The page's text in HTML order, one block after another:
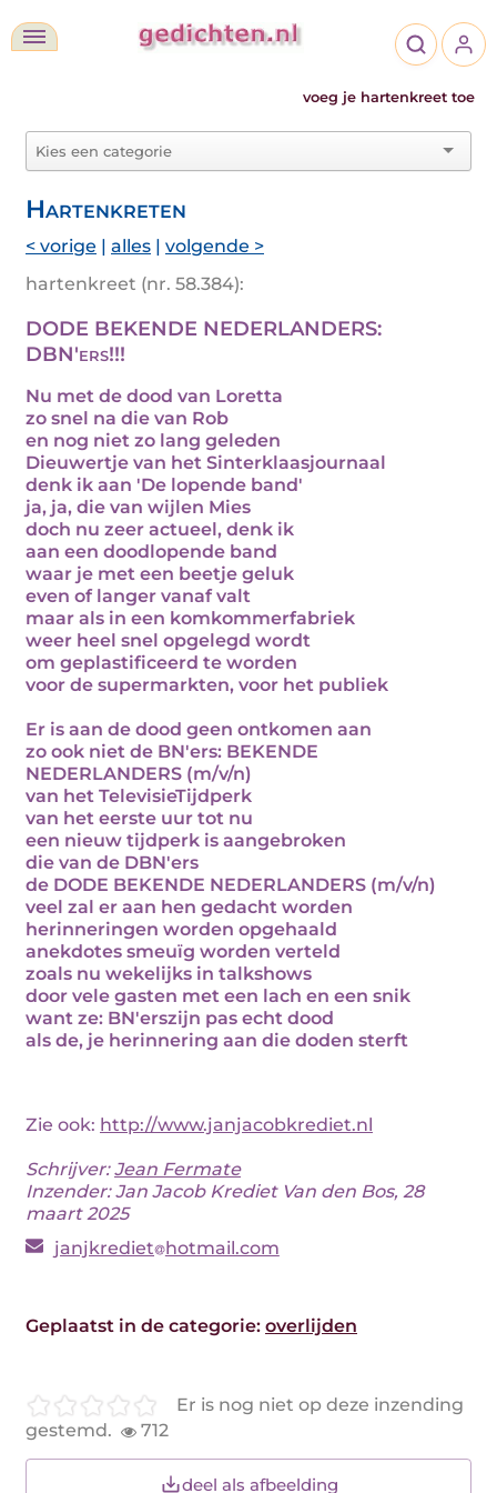
voeg je hartenkreet toe
Hartenkreten
< vorige | alles | volgende >
hartenkreet (nr. 58.384):
DODE BEKENDE NEDERLANDERS:
DBN'ers!!!
Nu met de dood van Loretta
zo snel na die van Rob
en nog niet zo lang geleden
Dieuwertje van het Sinterklaasjournaal
denk ik aan 'De lopende band'
ja, ja, die van wijlen Mies
doch nu zeer actueel, denk ik
aan een doodlopende band
waar je met een beetje geluk
even of langer vanaf valt
maar als in een komkommerfabriek
weer heel snel opgelegd wordt
om geplastificeerd te worden
voor de supermarkten, voor het publiek
Er is aan de dood geen ontkomen aan
zo ook niet de BN'ers: BEKENDE
NEDERLANDERS (m/v/n)
van het TelevisieTijdperk
van het eerste uur tot nu
een nieuw tijdperk is aangebroken
die van de DBN'ers
de DODE BEKENDE NEDERLANDERS (m/v/n)
veel zal er aan hen gedacht worden
herinneringen worden opgehaald
anekdotes smeuïg worden verteld
zoals nu wekelijks in talkshows
door vele gasten met een lach en een snik
want ze: BN'erszijn pas echt dood
als de, je herinnering aan die doden sterft
Zie ook: http://www.janjacobkrediet.nl
Schrijver:Jean Fermate
Inzender: Jan Jacob Krediet Van den Bos, 28
maart 2025
janjkrediet hotmail.com
Geplaatst in de categorie: overlijden
Er is nog niet op deze inzending
gestemd.
712
deel als afbeelding